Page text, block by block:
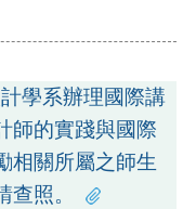
學系辦理國際講
師的實踐與國際
相關所屬之師生
照。